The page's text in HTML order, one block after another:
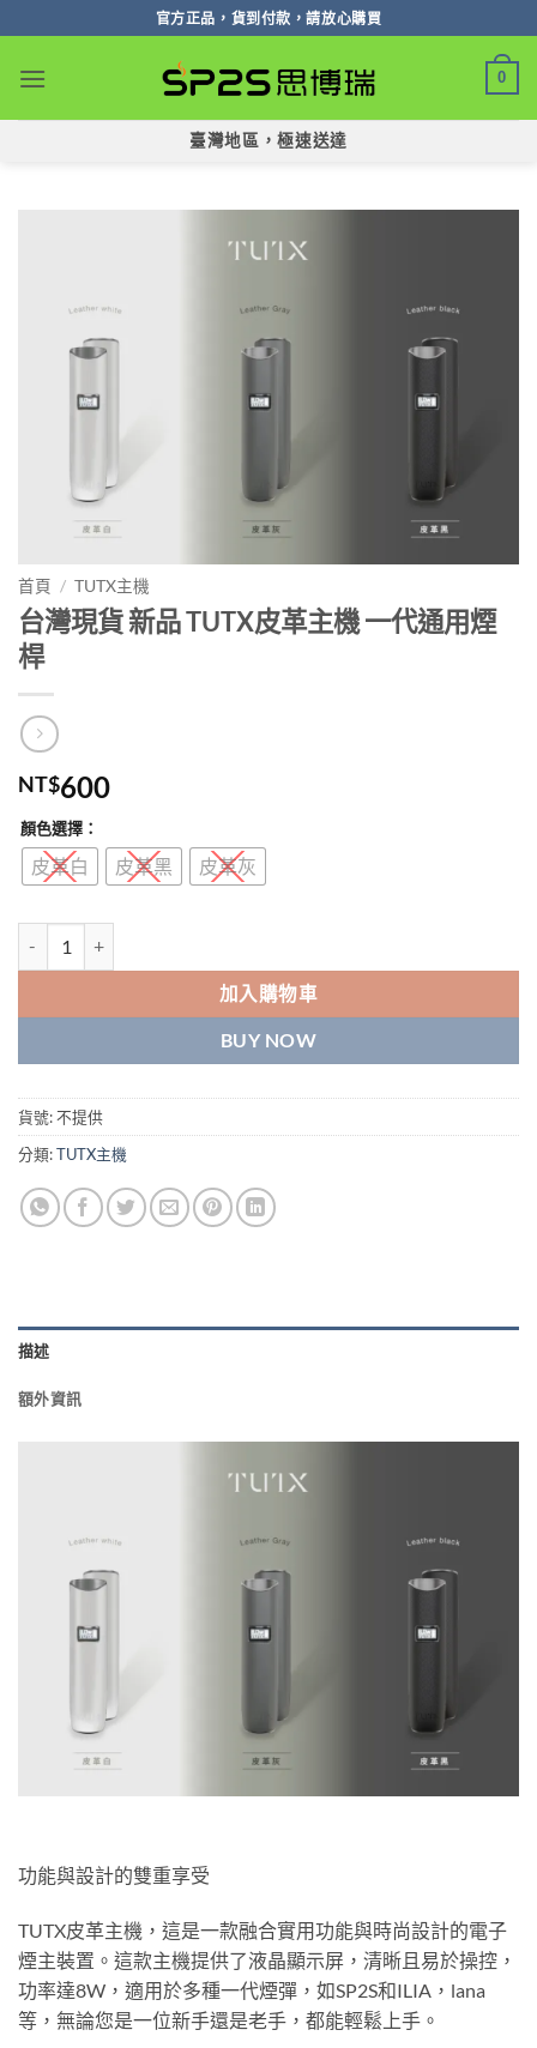
轉
官方正品，貨到付款，請放心購買
0
臺灣地區，極速送達
首頁 / TUTX主機
台灣現貨 新品 TUTX皮革主機 一代通用煙
桿
NT$600
顏色選擇：
皮革白 皮革黑 皮革灰
加入購物車
BUY NOW
貨號:不提供
分類:TUTX主機
描述
額外資訊
功能與設計的雙重享受
TUTX皮革主機，這是一款融合實用功能與時尚設計的電子
煙主裝置。這款主機提供了液晶顯示屏，清晰且易於操控，
功率達8W，適用於多種一代煙彈，如SP2S和ILIA，lana
等，無論您是一位新手還是老手，都能輕鬆上手。